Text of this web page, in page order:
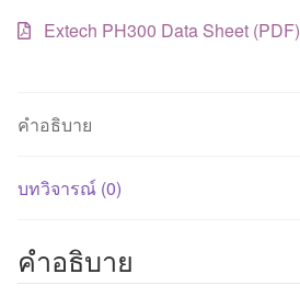
Extech PH300 Data Sheet (PDF)
คำอธิบาย
บทวิจารณ์ (0)
คำอธิบาย